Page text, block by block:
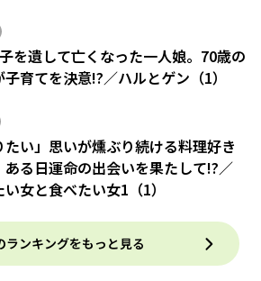
を遺して亡くなった一人娘。70歳の
育てを決意!?／ハルとゲン（1）
たい」思いが燻ぶり続ける料理好き
ある日運命の出会いを果たして!?／
女と食べたい女1（1）
ランキングをもっと見る